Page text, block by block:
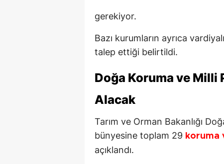
gerekiyor.
Bazı kurumların ayrıca
talep ettiği belirtildi.
Doğa Koruma ve Milli
Alacak
Tarım ve Orman Bakanlığı
bünyesine toplam 29 koruma
açıklandı.